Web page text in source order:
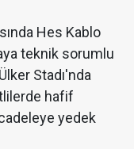
Hes Kablo
teknik sorumlu
Stadı'nda
hafif
yedek